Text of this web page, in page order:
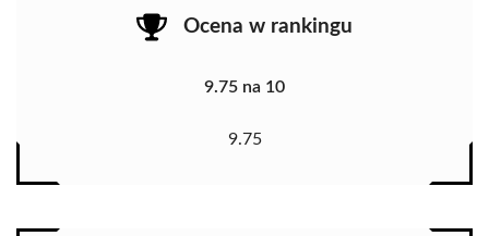
Ocena w rankingu
9.75 na 10
9.75